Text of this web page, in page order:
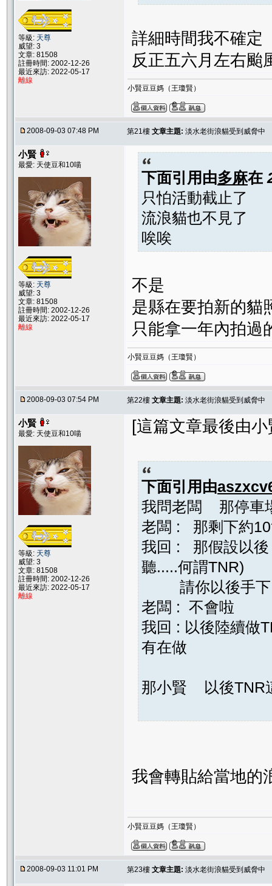
等級: 天尊
威望: 3
文章: 81508
註冊時間: 2002-12-26
最近來訪: 2022-05-17
離線
詳細時間我不確定
反正五六月左右颱
小賢豆豆媽（王瓊賢）
2008-09-03 07:48 PM 第21樓 文章主題: 淡水老街浪貓受到威脅中
小賢
最愛: 天使豆和10喵
等級: 天尊
威望: 3
文章: 81508
註冊時間: 2002-12-26
最近來訪: 2022-05-17
離線
下面引用由多麻在
只怕活動截止了
流浪貓也不見了
唉唉
不是
是縣在要拍新的貓
只能拿一年內拍過
小賢豆豆媽（王瓊賢）
2008-09-03 07:54 PM 第22樓 文章主題: 淡水老街浪貓受到威脅中
小賢
最愛: 天使豆和10喵
等級: 天尊
威望: 3
文章: 81508
註冊時間: 2002-12-26
最近來訪: 2022-05-17
離線
[這篇文章最後由
下面引用由
我問老闆 那停車
老闆 : 那剩下約
我回 : 那假設以
聽.....何謂TNR)
請你以後手下
老闆 : 不會啦
我回 : 以後陸續
有在做
那小賢 以後TNR
我會轉貼給當地的
小賢豆豆媽（王瓊賢）
2008-09-03 11:01 PM 第23樓 文章主題: 淡水老街浪貓受到威脅中